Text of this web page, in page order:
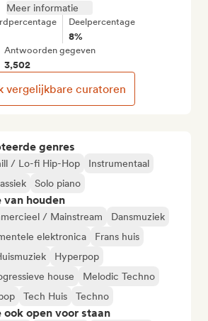
genres
/ Lo-fi Hip-Hop
Instrumentaal
Solo piano
van houden
/ Mainstream
Dansmuziek
elektronica
Frans huis
Hyperpop
house
Melodic Techno
Tech Huis Techno
ook open voor staan
Meer informatie
Deelpercentage
8%
Antwoorden gegeven
3,502
vergelijkbare curatoren